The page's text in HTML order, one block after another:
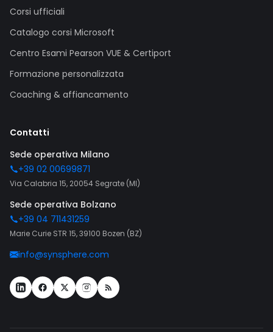
Corsi ufficiali
Catalogo corsi Microsoft
Centro Esami Pearson VUE & Certiport
Formazione personalizzata
Coaching & affiancamento
Contatti
Sede operativa Milano
+39 02 00699871
Via Calabria 15, 20054 Segrate (MI)
Sede operativa Bolzano
+39 04 711431259
Marie Curie STR 15, 39100 Bozen (BZ)
info@synsphere.com